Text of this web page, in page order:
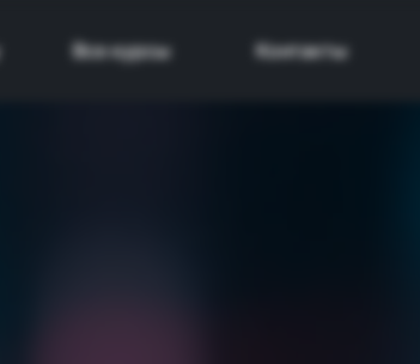
Все курсы Контакты